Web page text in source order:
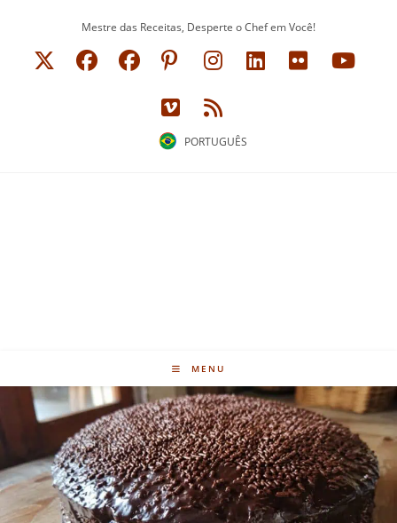
Mestre das Receitas, Desperte o Chef em Você!
PORTUGUÊS
MENU